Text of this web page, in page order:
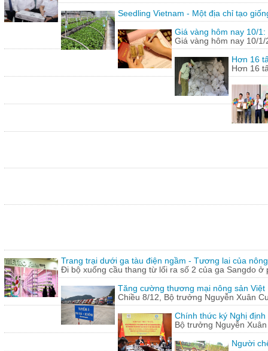
Seedling Vietnam - Một địa chỉ tạo
Giá vàng hôm nay 10/
Giá vàng hôm nay 10/
Hơn 16
Hơn 16
Trang trại dưới ga tàu điện ngầm - Tương lai của
Đi bộ xuống cầu thang từ lối ra số 2 của ga Sangdo ở
Tăng cường thương mại nông sản Việt
Chiều 8/12, Bộ trưởng Nguyễn Xuân
Chính thức ký Nghị
Bộ trưởng Nguyễn
Người